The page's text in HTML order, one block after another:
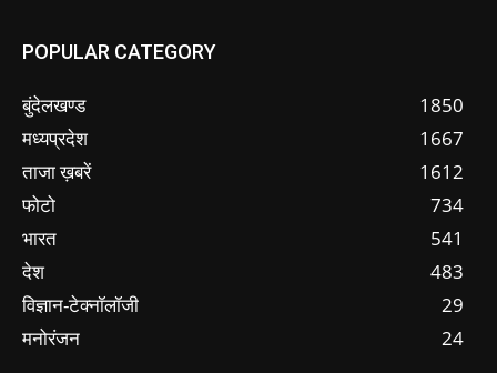
POPULAR CATEGORY
बुंदेलखण्ड
1850
मध्यप्रदेश
1667
ताजा ख़बरें
1612
फोटो
734
भारत
541
देश
483
विज्ञान-टेक्नॉलॉजी
29
मनोरंजन
24